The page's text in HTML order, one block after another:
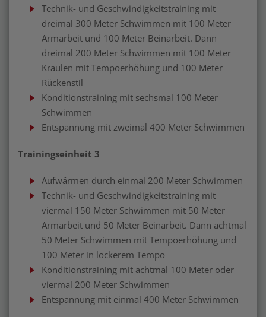
Technik- und Geschwindigkeitstraining mit
dreimal 300 Meter Schwimmen mit 100 Meter
Armarbeit und 100 Meter Beinarbeit. Dann
dreimal 200 Meter Schwimmen mit 100 Meter
Kraulen mit Tempoerhöhung und 100 Meter
Rückenstil
Konditionstraining mit sechsmal 100 Meter
Schwimmen
Entspannung mit zweimal 400 Meter Schwimmen
Trainingseinheit 3
Aufwärmen durch einmal 200 Meter Schwimmen
Technik- und Geschwindigkeitstraining mit
viermal 150 Meter Schwimmen mit 50 Meter
Armarbeit und 50 Meter Beinarbeit. Dann achtmal
50 Meter Schwimmen mit Tempoerhöhung und
100 Meter in lockerem Tempo
Konditionstraining mit achtmal 100 Meter oder
viermal 200 Meter Schwimmen
Entspannung mit einmal 400 Meter Schwimmen